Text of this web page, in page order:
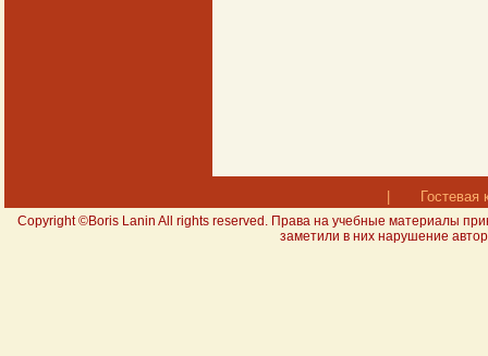
Гостевая
Copyright ©Boris Lanin All rights reserved. Права на учебные материалы
заметили в них нарушение